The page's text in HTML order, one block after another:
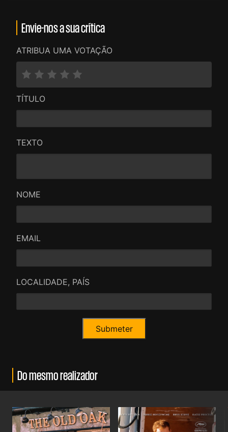
Envie-nos a sua crítica
ATRIBUA UMA VOTAÇÃO
TÍTULO
TEXTO
NOME
EMAIL
LOCALIDADE, PAÍS
Do mesmo realizador